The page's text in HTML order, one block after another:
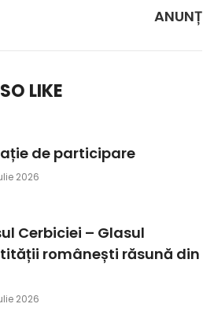
ANUNȚ
LIKE
de participare
2026
Cerbiciei – Glasul
românești răsună din
2026